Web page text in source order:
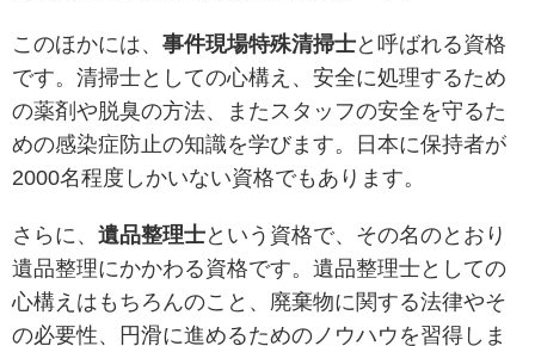
このほかには、 事件現場特殊清掃士と呼ばれる資格
です。清掃士としての心構え、安全に処理するため
の薬剤や脱臭の方法、またスタッフの安全を守るた
めの感染症防止の知識を学びます。日本に保持者が
2000名程度しかいない資格でもあります。
さらに、 遺品整理士という資格で、その名のとおり
遺品整理にかかわる資格です。遺品整理士としての
心構えはもちろんのこと、廃棄物に関する法律やそ
の必要性、円滑に進めるためのノウハウを習得しま